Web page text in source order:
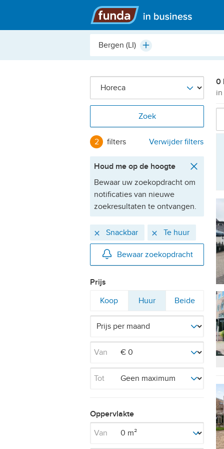
Hoofdmenu
Plaats,
etc.
Plus
Zoek
2 filters Verwijder filters
Houd me op de hoogte
Bewaar uw zoekopdracht om
notificaties van nieuwe
zoekresultaten te ontvangen.
Actieve
filters
Verwijder
Snackbar Verwijder
Te huur
Bewaar zoekopdracht
Prijs
Filter
Koop
Filter
op
Huur
Filter
Beide
Van
Tot
Oppervlakte
Van
0
in